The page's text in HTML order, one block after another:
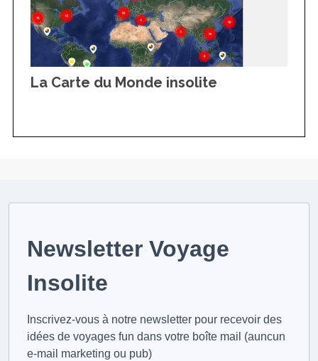
La Carte du Monde insolite
Newsletter Voyage
Insolite
Inscrivez-vous à notre newsletter pour recevoir des
idées de voyages fun dans votre boîte mail (auncun
e-mail marketing ou pub)